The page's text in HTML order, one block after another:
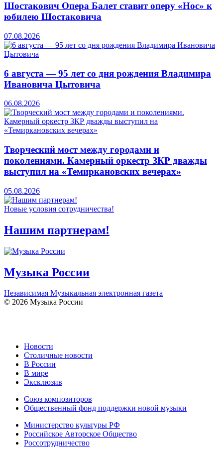
Шостакович Опера Балет ставит оперу «Нос» к
юбилею Шостаковича
07.08.2026
6 августа — 95 лет со дня рождения Владимира
Ивановича Цытовича
06.08.2026
Творческий мост между городами и
поколениями. Камерный оркестр ЗКР дважды
выступил на «Темиркановских вечерах»
05.08.2026
Новые условия сотрудничества!
Нашим партнерам!
Музыка России
Независимая Музыкальная электронная газета
© 2026 Музыка России
Новости
Столичные новости
В России
В мире
Эксклюзив
Союз композиторов
Общественный фонд поддержки новой музыки
Министерство культуры РФ
Российское Авторское Общество
Россотрудничество